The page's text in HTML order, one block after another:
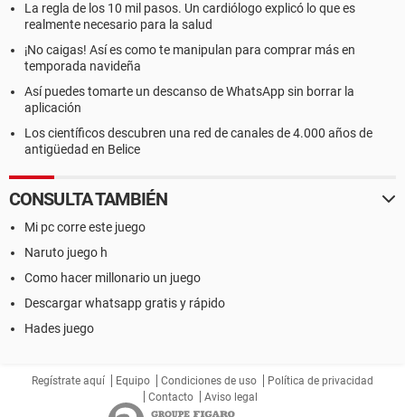
La regla de los 10 mil pasos. Un cardiólogo explicó lo que es
realmente necesario para la salud
¡No caigas! Así es como te manipulan para comprar más en
temporada navideña
Así puedes tomarte un descanso de WhatsApp sin borrar la
aplicación
Los científicos descubren una red de canales de 4.000 años de
antigüedad en Belice
CONSULTA TAMBIÉN
Mi pc corre este juego
Naruto juego h
Como hacer millonario un juego
Descargar whatsapp gratis y rápido
Hades juego
Regístrate aquí Equipo Condiciones de uso
Política de privacidad
Contacto
Aviso legal